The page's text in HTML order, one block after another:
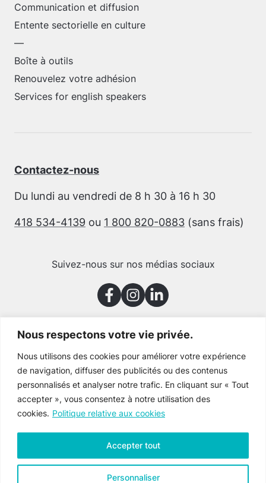
Nous respectons votre vie privée.
Nous utilisons des cookies pour améliorer votre expérience
de navigation, diffuser des publicités ou des contenus
personnalisés et analyser notre trafic. En cliquant sur « Tout
accepter », vous consentez à notre utilisation des
cookies. Politique relative aux cookies
Personnaliser
Accepter tout
Communication et diffusion
Entente sectorielle en culture
—
Boîte à outils
Renouvelez votre adhésion
Services for english speakers
Contactez-nous
Du lundi au vendredi de 8 h 30 à 16 h 30
418 534-4139 ou 1 800 820-0883 (sans frais)
Suivez-nous sur nos médias sociaux
Merci à nos partenaires